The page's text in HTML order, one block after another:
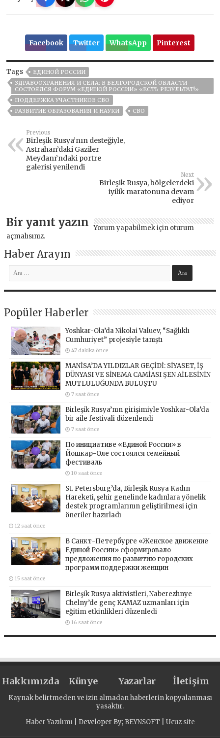
Facebook Twitter WhatsApp Pinterest
Tags
ЕДИНОЙ РОССИИ
ЗДРАВООХРАНЕНИЯ И СЕЛА: В БЕЛГОРОДСКОЙ ОБЛАСТИ
СОСТОЯЛСЯ ФОРУМ «ЕДИНОЙ РОССИИ» «ЕСТЬ РЕЗУЛЬТАТ!»
ПОДДЕРЖКА УЧАСТНИКОВ СВО
РАЗВИТИЕ ОБРАЗОВАНИЯ И НАУКИ
СВО
Previous
Birleşik Rusya’nın desteğiyle,
Astrahan’daki Gaziler
Meydanı’ndaki portre
galerisi yenilendi
Next
Birleşik Rusya, bölgelerdeki
iyilik maratonuna devam
ediyor
Bir yanıt yazın Yorum yapabilmek için oturum
açmalısınız.
Haber Arayın
Popüler Haberler
Yoshkar-Ola’da Nikolai Valuev, “Sağlıklı
Cumhuriyet” projesiyle tanıştı
47 dakika önce
MANİSA’DA YILDIZLAR GEÇİDİ: SİYASET, İŞ
DÜNYASI VE SİNEMA CAMİASI ŞEN AİLESİNİN
MUTLULUĞUNDA BULUŞTU
7 saat önce
Birleşik Rusya’nın girişimiyle Yoshkar-Ola’da
bir aile festivali düzenlendi
7 saat önce
По инициативе «Единой России» в
Йошкар-Оле состоялся семейный
фестиваль
10 saat önce
St. Petersburg’da, Birleşik Rusya Kadın
Hareketi, şehir genelinde kadınlara yönelik
destek programlarının geliştirilmesi için
öneriler hazırladı
12 saat önce
В Санкт-Петербурге «Женское движение
Единой России» сформировало
предложения по развитию городских
программ поддержки женщин
15 saat önce
Birleşik Rusya aktivistleri, Naberezhnye
Chelny’de genç KAMAZ uzmanları için
eğitim etkinlikleri düzenledi
16 saat önce
Hakkımızda Künye Yazarlar İletişim
Kaynak belirtmeden ve izin almadan haberlerin kopyalanması
yasaktır.
Haber Yazılımı| Developer By; BEYNSOFT Ucuz site